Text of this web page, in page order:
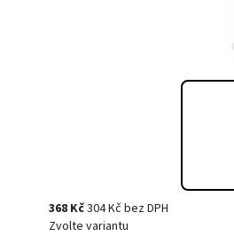
368 Kč304 Kč bez DPH
Zvolte variantu